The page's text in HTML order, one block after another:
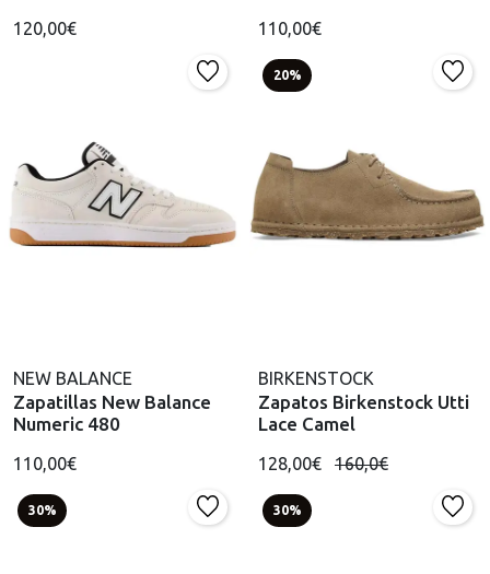
120,00€ 110,00€
NEW BALANCE
Zapatillas New Balance
Numeric 480
110,00€
20%
BIRKENSTOCK
Zapatos Birkenstock Utti
Lace Camel
128,00€ 160,0€
30% 30%